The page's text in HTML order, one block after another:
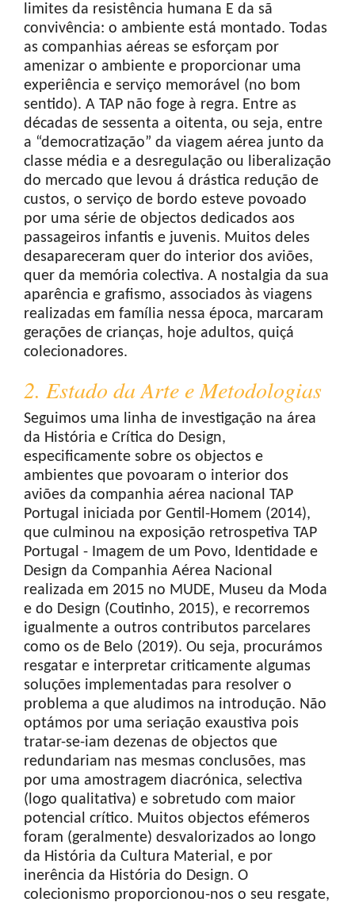
limites da resistência humana E da sã
convivência: o ambiente está montado. Todas
as companhias aéreas se esforçam por
amenizar o ambiente e proporcionar uma
experiência e serviço memorável (no bom
sentido). A TAP não foge à regra. Entre as
décadas de sessenta a oitenta, ou seja, entre
a “democratização” da viagem aérea junto da
classe média e a desregulação ou liberalização
do mercado que levou á drástica redução de
custos, o serviço de bordo esteve povoado
por uma série de objectos dedicados aos
passageiros infantis e juvenis. Muitos deles
desapareceram quer do interior dos aviões,
quer da memória colectiva. A nostalgia da sua
aparência e grafismo, associados às viagens
realizadas em família nessa época, marcaram
gerações de crianças, hoje adultos, quiçá
colecionadores.
2. Estado da Arte e Metodologias
Seguimos uma linha de investigação na área
da História e Crítica do Design,
especificamente sobre os objectos e
ambientes que povoaram o interior dos
aviões da companhia aérea nacional TAP
Portugal iniciada por Gentil-Homem (2014),
que culminou na exposição retrospetiva TAP
Portugal - Imagem de um Povo, Identidade e
Design da Companhia Aérea Nacional
realizada em 2015 no MUDE, Museu da Moda
e do Design (Coutinho, 2015), e recorremos
igualmente a outros contributos parcelares
como os de Belo (2019). Ou seja, procurámos
resgatar e interpretar criticamente algumas
soluções implementadas para resolver o
problema a que aludimos na introdução. Não
optámos por uma seriação exaustiva pois
tratar-se-iam dezenas de objectos que
redundariam nas mesmas conclusões, mas
por uma amostragem diacrónica, selectiva
(logo qualitativa) e sobretudo com maior
potencial crítico. Muitos objectos efémeros
foram (geralmente) desvalorizados ao longo
da História da Cultura Material, e por
inerência da História do Design. O
colecionismo proporcionou-nos o seu resgate,